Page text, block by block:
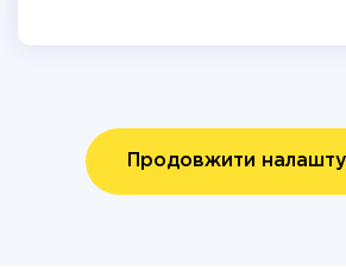
Продовжити